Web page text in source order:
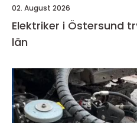
02. August 2026
Elektriker i Östersund trygg el i ett växande
län